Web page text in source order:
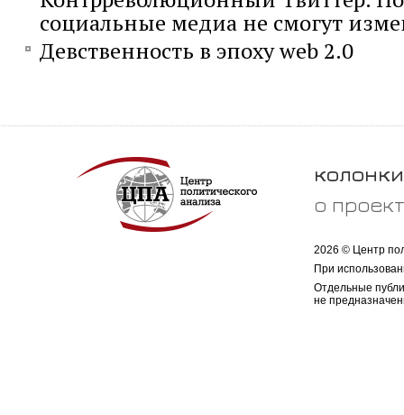
социальные медиа не смогут
Девственность в эпоху web 2.0
колонки
о
2026 © Центр
При
Отдельные
не